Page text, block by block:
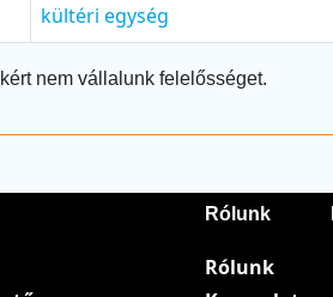
kültéri egység
nem vállalunk felelősséget.
Rólunk
Rólunk